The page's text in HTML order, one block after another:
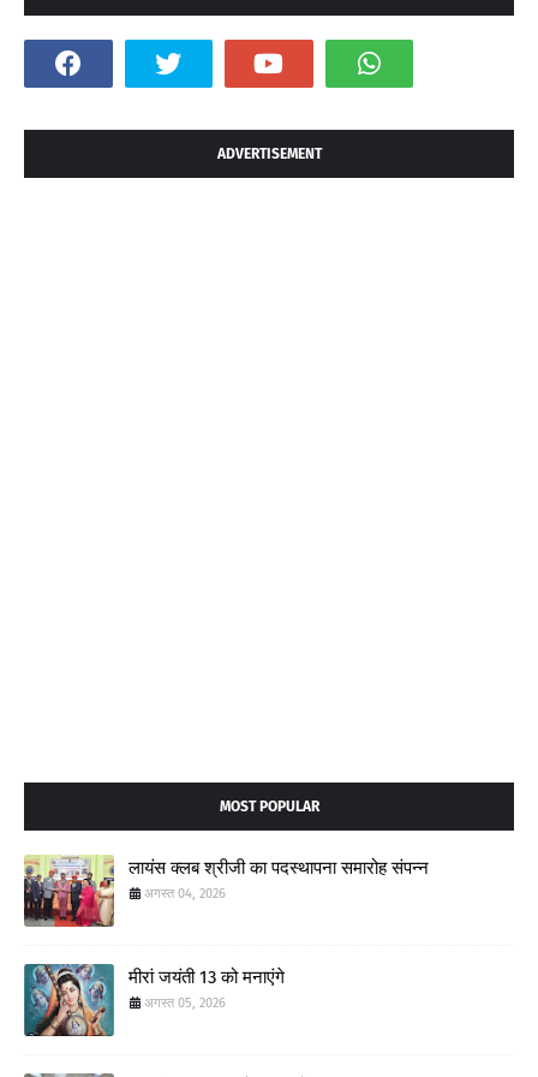
ADVERTISEMENT
MOST POPULAR
लायंस क्लब श्रीजी का पदस्थापना समारोह संपन्न
अगस्त 04, 2026
मीरां जयंती 13 को मनाएंगे
अगस्त 05, 2026